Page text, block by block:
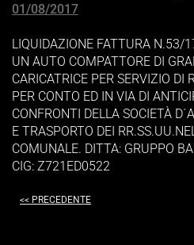
01/08/2017
LIQUIDAZIONE FATTURA N.53/
UN AUTO COMPATTORE DI
CARICATRICE PER SERVIZIO DI
PER CONTO ED IN VIA DI
CONFRONTI DELLA SOCIETÀ
E TRASPORTO DEI
COMUNALE. DITTA: GRUPPO
CIG: Z721ED0522
<< PRECEDENTE